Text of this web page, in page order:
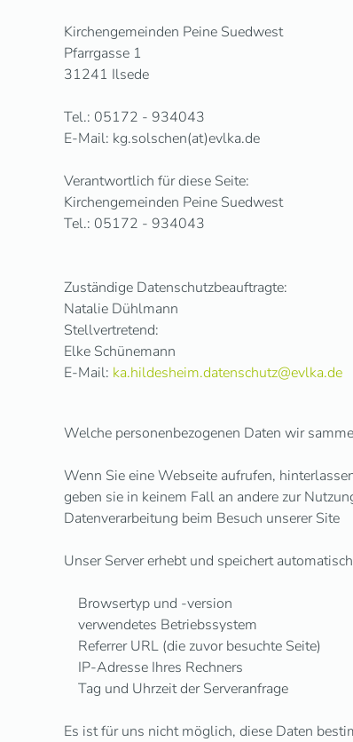
Kirchengemeinden Peine Suedwest
Pfarrgasse 1
31241 Ilsede
Tel.: 05172 - 934043
E-Mail: kg.solschen(at)evlka.de
Verantwortlich für diese Seite:
Kirchengemeinden Peine Suedwest
Tel.: 05172 - 934043
Zuständige Datenschutzbeauftragte:
Natalie Dühlmann
Stellvertretend:
Elke Schünemann
E-Mail: ka.hildesheim.datenschutz@evlka.de
Welche personenbezogenen Daten wir
Wenn Sie eine Webseite aufrufen,
geben sie in keinem Fall an andere zur
Datenverarbeitung beim Besuch unserer Site
Unser Server erhebt und speichert
Browsertyp und -version
verwendetes Betriebssystem
Referrer URL (die zuvor besuchte Seite)
IP-Adresse Ihres Rechners
Tag und Uhrzeit der Serveranfrage
Es ist für uns nicht möglich, diese Daten